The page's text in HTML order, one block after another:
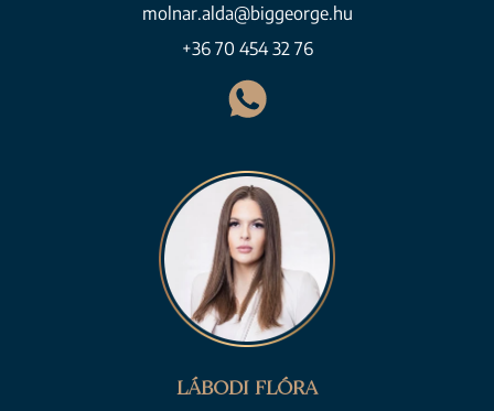
molnar.alda@biggeorge.hu
+36 70 454 32 76
LÁBODI FLÓRA